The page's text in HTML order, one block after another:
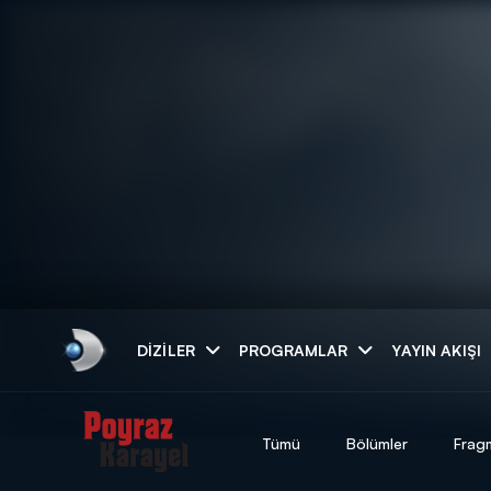
DIZILER PROGRAMLAR YAYIN AKIŞI
Tümü Bölümler